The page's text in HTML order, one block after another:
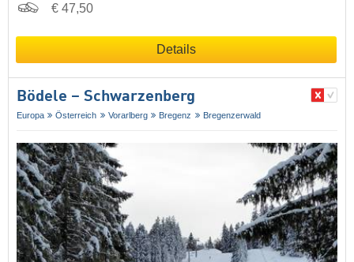
€ 47,50
Details
Bödele – Schwarzenberg
Europa Österreich Vorarlberg Bregenz Bregenzerwald